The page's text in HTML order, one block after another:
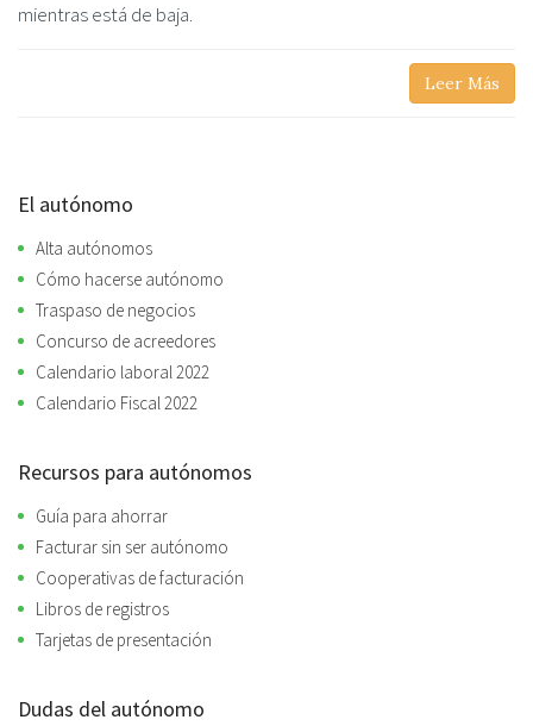
mientras está de baja.
Leer Más
El autónomo
Alta autónomos
Cómo hacerse autónomo
Traspaso de negocios
Concurso de acreedores
Calendario laboral 2022
Calendario Fiscal 2022
Recursos para autónomos
Guía para ahorrar
Facturar sin ser autónomo
Cooperativas de facturación
Libros de registros
Tarjetas de presentación
Dudas del autónomo